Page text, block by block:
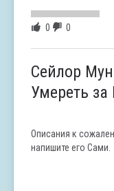
0 0
Сейлор
Умереть за
Описания к
напишите его Сами.